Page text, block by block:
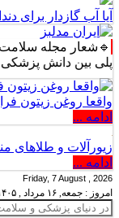
آیا آب گازدار برای
🔹شعار مجله
دانش پزشکی و
واقعا روغن زیتون
ادامه ...
زیورآلات و طلاهای
ادامه ...
Friday, 7 August , 2026
امروز : جمعه, ۱۶ مرداد , ۱۴۰۵